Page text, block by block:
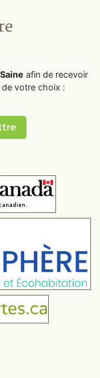
afin de recevoir
de votre choix :